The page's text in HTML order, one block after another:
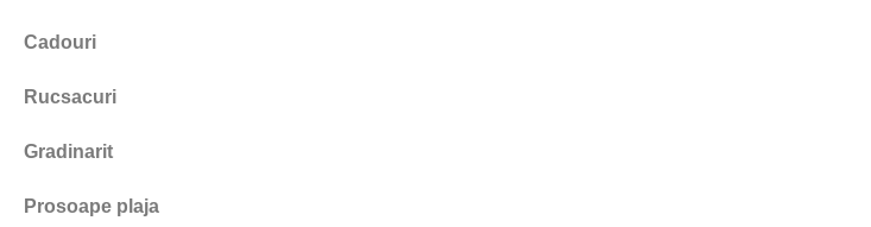
Cadouri
Rucsacuri
Gradinarit
Prosoape plaja